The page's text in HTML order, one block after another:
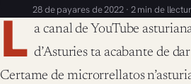
28 de payares de 2022 · 2 min de
L a canal de YouTube
d’Asturies ta acabante de
Certame de microrrellatos